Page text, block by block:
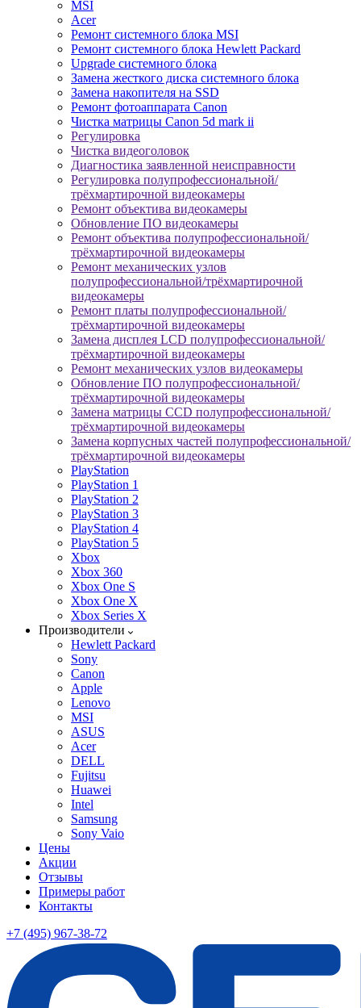
MSI
Acer
Ремонт системного блока MSI
Ремонт системного блока Hewlett Packard
Upgrade системного блока
Замена жесткого диска системного блока
Замена накопителя на SSD
Ремонт фотоаппарата Canon
Чистка матрицы Canon 5d mark ii
Регулировка
Чистка видеоголовок
Диагностика заявленной неисправности
Регулировка полупрофессиональной/
трёхмартирочной видеокамеры
Ремонт объектива видеокамеры
Обновление ПО видеокамеры
Ремонт объектива полупрофессиональной/
трёхмартирочной видеокамеры
Ремонт механических узлов
полупрофессиональной/трёхмартирочной
видеокамеры
Ремонт платы полупрофессиональной/
трёхмартирочной видеокамеры
Замена дисплея LCD полупрофессиональной/
трёхмартирочной видеокамеры
Ремонт механических узлов видеокамеры
Обновление ПО полупрофессиональной/
трёхмартирочной видеокамеры
Замена матрицы CCD полупрофессиональной/
трёхмартирочной видеокамеры
Замена корпусных частей полупрофессиональной/
трёхмартирочной видеокамеры
PlayStation
PlayStation 1
PlayStation 2
PlayStation 3
PlayStation 4
PlayStation 5
Xbox
Xbox 360
Xbox One S
Xbox One X
Xbox Series X
Производители
Hewlett Packard
Sony
Canon
Apple
Lenovo
MSI
ASUS
Acer
DELL
Fujitsu
Huawei
Intel
Samsung
Sony Vaio
Цены
Акции
Отзывы
Примеры работ
Контакты
+7 (495) 967-38-72